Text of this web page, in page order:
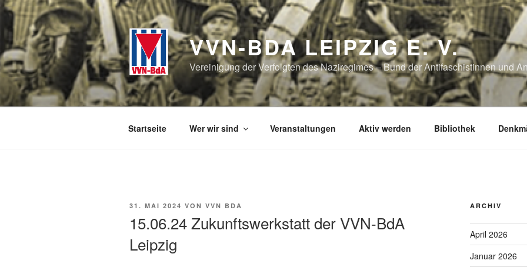
Zum
Inhalt
springen
VVN-BDA LEIPZIG E. V.
Vereinigung der Verfolgten des Naziregimes – Bund der Antifaschistinnen und
Startseite Wer wir sind Veranstaltungen Aktiv werden Bibliothek
VERÖFFENTLICHT
31. MAI 2024 VON VVN BDA
15.06.24 Zukunftswerkstatt der VVN-BdA
Leipzig
ARCHIV
April 2026
Januar 2026